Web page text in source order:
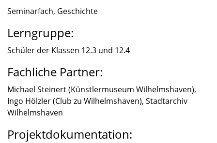
Seminar­fach, Geschichte
Lerngruppe:
Schüler der Klassen 12.3 und 12.4
Fachliche Partner:
Michael Steinert (Künst­ler­mu­seum Wilhelms­ha­ven),
Ingo Hölzler (Club zu Wilhelms­ha­ven), Stadt­ar­chiv
Wilhelms­ha­ven
Projektdokumentation: